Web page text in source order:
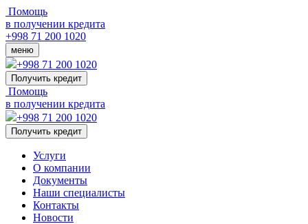
Помощь
в получении кредита
+998 71 200 1020
меню
+998 71 200 1020
Получить кредит
Помощь
в получении кредита
+998 71 200 1020
Получить кредит
Услуги
О компании
Документы
Наши специалисты
Контакты
Новости